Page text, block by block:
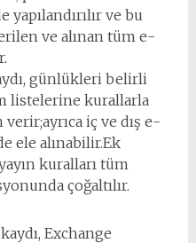
yapılandırılır ve bu
ve alınan tüm e-
günlükleri belirli
listelerine kurallarla
iç ve dış e-
ele alınabilir.Ek
kuralları tüm
çoğaltılır.
Exchange